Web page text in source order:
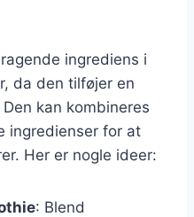
ingrediens i
da den tilføjer en
kan kombineres
ingredienser for at
Her er nogle ideer:
: Blend